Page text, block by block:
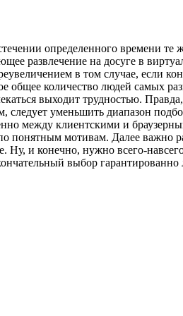
определенного времени
развлечение на досуге в
в том случае, если
общее количество людей самых
выходит трудностью.
уменьшить диапазон
между клиентскими и
мотивам. Далее важно
и конечно, нужно всего-
выбор